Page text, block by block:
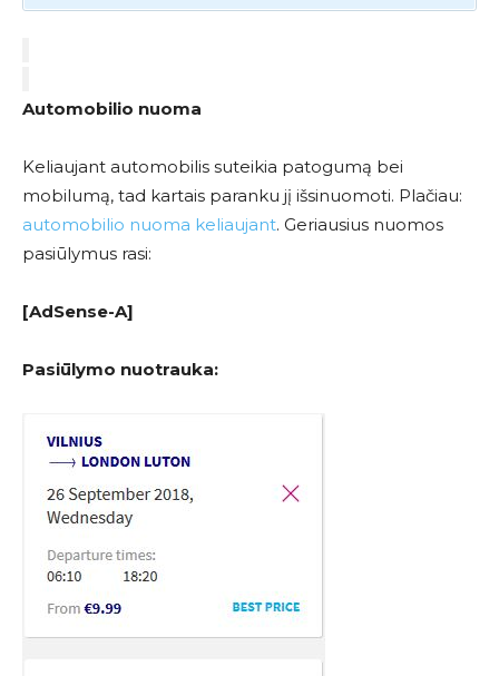
Automobilio nuoma
Keliaujant automobilis suteikia patogumą bei
mobilumą, tad kartais paranku jį išsinuomoti. Plačiau:
automobilio nuoma keliaujant. Geriausius nuomos
pasiūlymus rasi:
[AdSense-A]
Pasiūlymo nuotrauka: